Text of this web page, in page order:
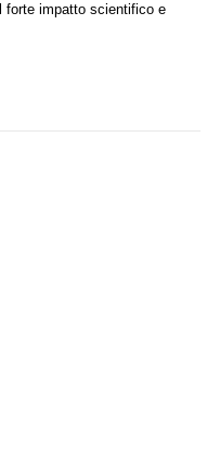
forte impatto scientifico e